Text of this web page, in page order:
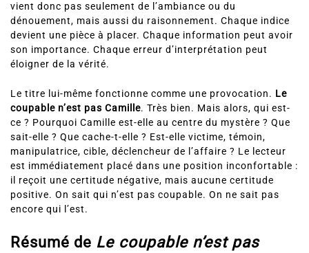
vient donc pas seulement de l’ambiance ou du
dénouement, mais aussi du raisonnement. Chaque indice
devient une pièce à placer. Chaque information peut avoir
son importance. Chaque erreur d’interprétation peut
éloigner de la vérité.
Le titre lui-même fonctionne comme une provocation. Le
coupable n’est pas Camille. Très bien. Mais alors, qui est-
ce ? Pourquoi Camille est-elle au centre du mystère ? Que
sait-elle ? Que cache-t-elle ? Est-elle victime, témoin,
manipulatrice, cible, déclencheur de l’affaire ? Le lecteur
est immédiatement placé dans une position inconfortable :
il reçoit une certitude négative, mais aucune certitude
positive. On sait qui n’est pas coupable. On ne sait pas
encore qui l’est.
Résumé de Le coupable n’est pas